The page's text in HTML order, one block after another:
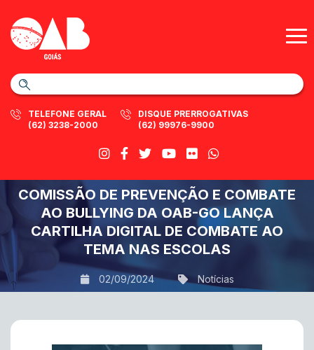
TELEFONE GERAL
(62) 3238-2000
DISQUE PRERROGATIVAS
(62) 99976-9900
COMISSÃO DE PREVENÇÃO E COMBATE
AO BULLYING DA OAB-GO LANÇA
CARTILHA DIGITAL DE COMBATE AO
TEMA NAS ESCOLAS
02/09/2024 Notícias